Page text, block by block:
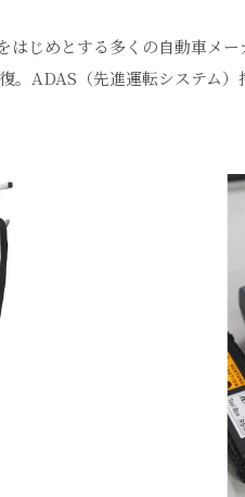
じめとする多くの自動車メ
ADAS（先進運転システム）